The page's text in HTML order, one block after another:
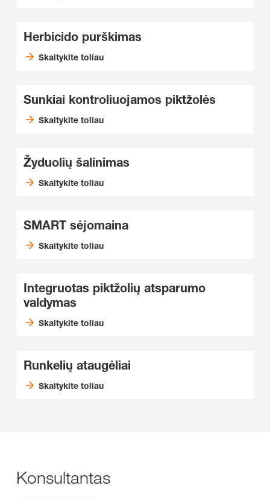
Herbicido purškimas
Skaitykite toliau
Sunkiai kontroliuojamos piktžolės
Skaitykite toliau
Žyduolių šalinimas
Skaitykite toliau
SMART sėjomaina
Skaitykite toliau
Integruotas piktžolių atsparumo
valdymas
Skaitykite toliau
Runkelių ataugėliai
Skaitykite toliau
Konsultantas